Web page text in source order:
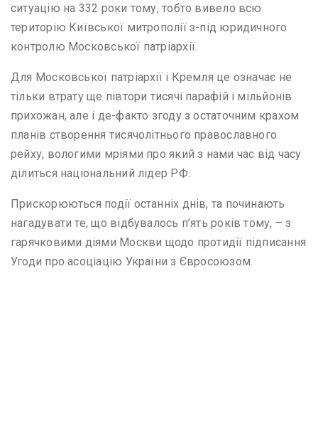
ситуацію на 332 роки тому, тобто вивело всю
територію Київської митрополії з-під юридичного
контролю Московської патріархії.
Для Московської патріархії і Кремля це означає не
тільки втрату ще півтори тисячі парафій і мільйонів
прихожан, але і де-факто згоду з остаточним крахом
планів створення тисячолітнього православного
рейху, вологими мріями про який з нами час від часу
ділиться національний лідер РФ.
Прискорюються події останніх днів, та починають
нагадувати те, що відбувалось п’ять років тому, – з
гарячковими діями Москви щодо протидії підписання
Угоди про асоціацію України з Євросоюзом.